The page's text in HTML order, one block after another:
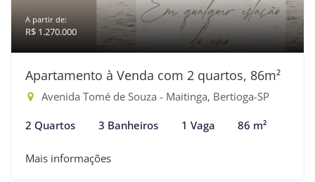
A partir de:
R$ 1.270.000
Apartamento à Venda com 2 quartos, 86m²
Avenida Tomé de Souza - Maitinga, Bertioga-SP
2 Quartos 3 Banheiros 1 Vaga 86 m²
Mais informações